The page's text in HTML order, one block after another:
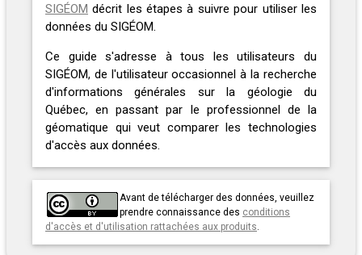
SIGÉOM décrit les étapes à suivre pour utiliser les
données du SIGÉOM.
Ce guide s'adresse à tous les utilisateurs du
SIGÉOM, de l'utilisateur occasionnel à la recherche
d'informations générales sur la géologie du
Québec, en passant par le professionnel de la
géomatique qui veut comparer les technologies
d'accès aux données.
Avant de télécharger des données, veuillez
prendre connaissance des conditions
d'accès et d'utilisation rattachées aux produits.